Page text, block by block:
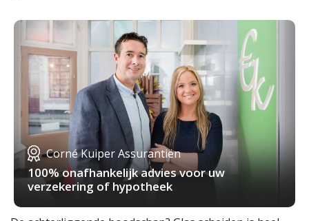
Corné Kuiper Assurantiën
100% onafhankelijk advies voor uw
verzekering of hypotheek